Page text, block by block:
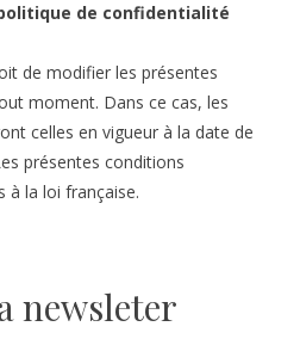
de confidentialité
de modifier les présentes
moment. Dans ce cas, les
celles en vigueur à la date de
présentes conditions
à la loi française.
newsleter